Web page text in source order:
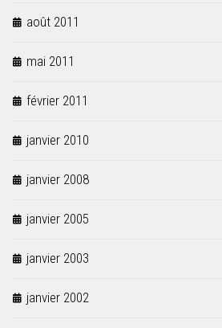
août 2011
mai 2011
février 2011
janvier 2010
janvier 2008
janvier 2005
janvier 2003
janvier 2002